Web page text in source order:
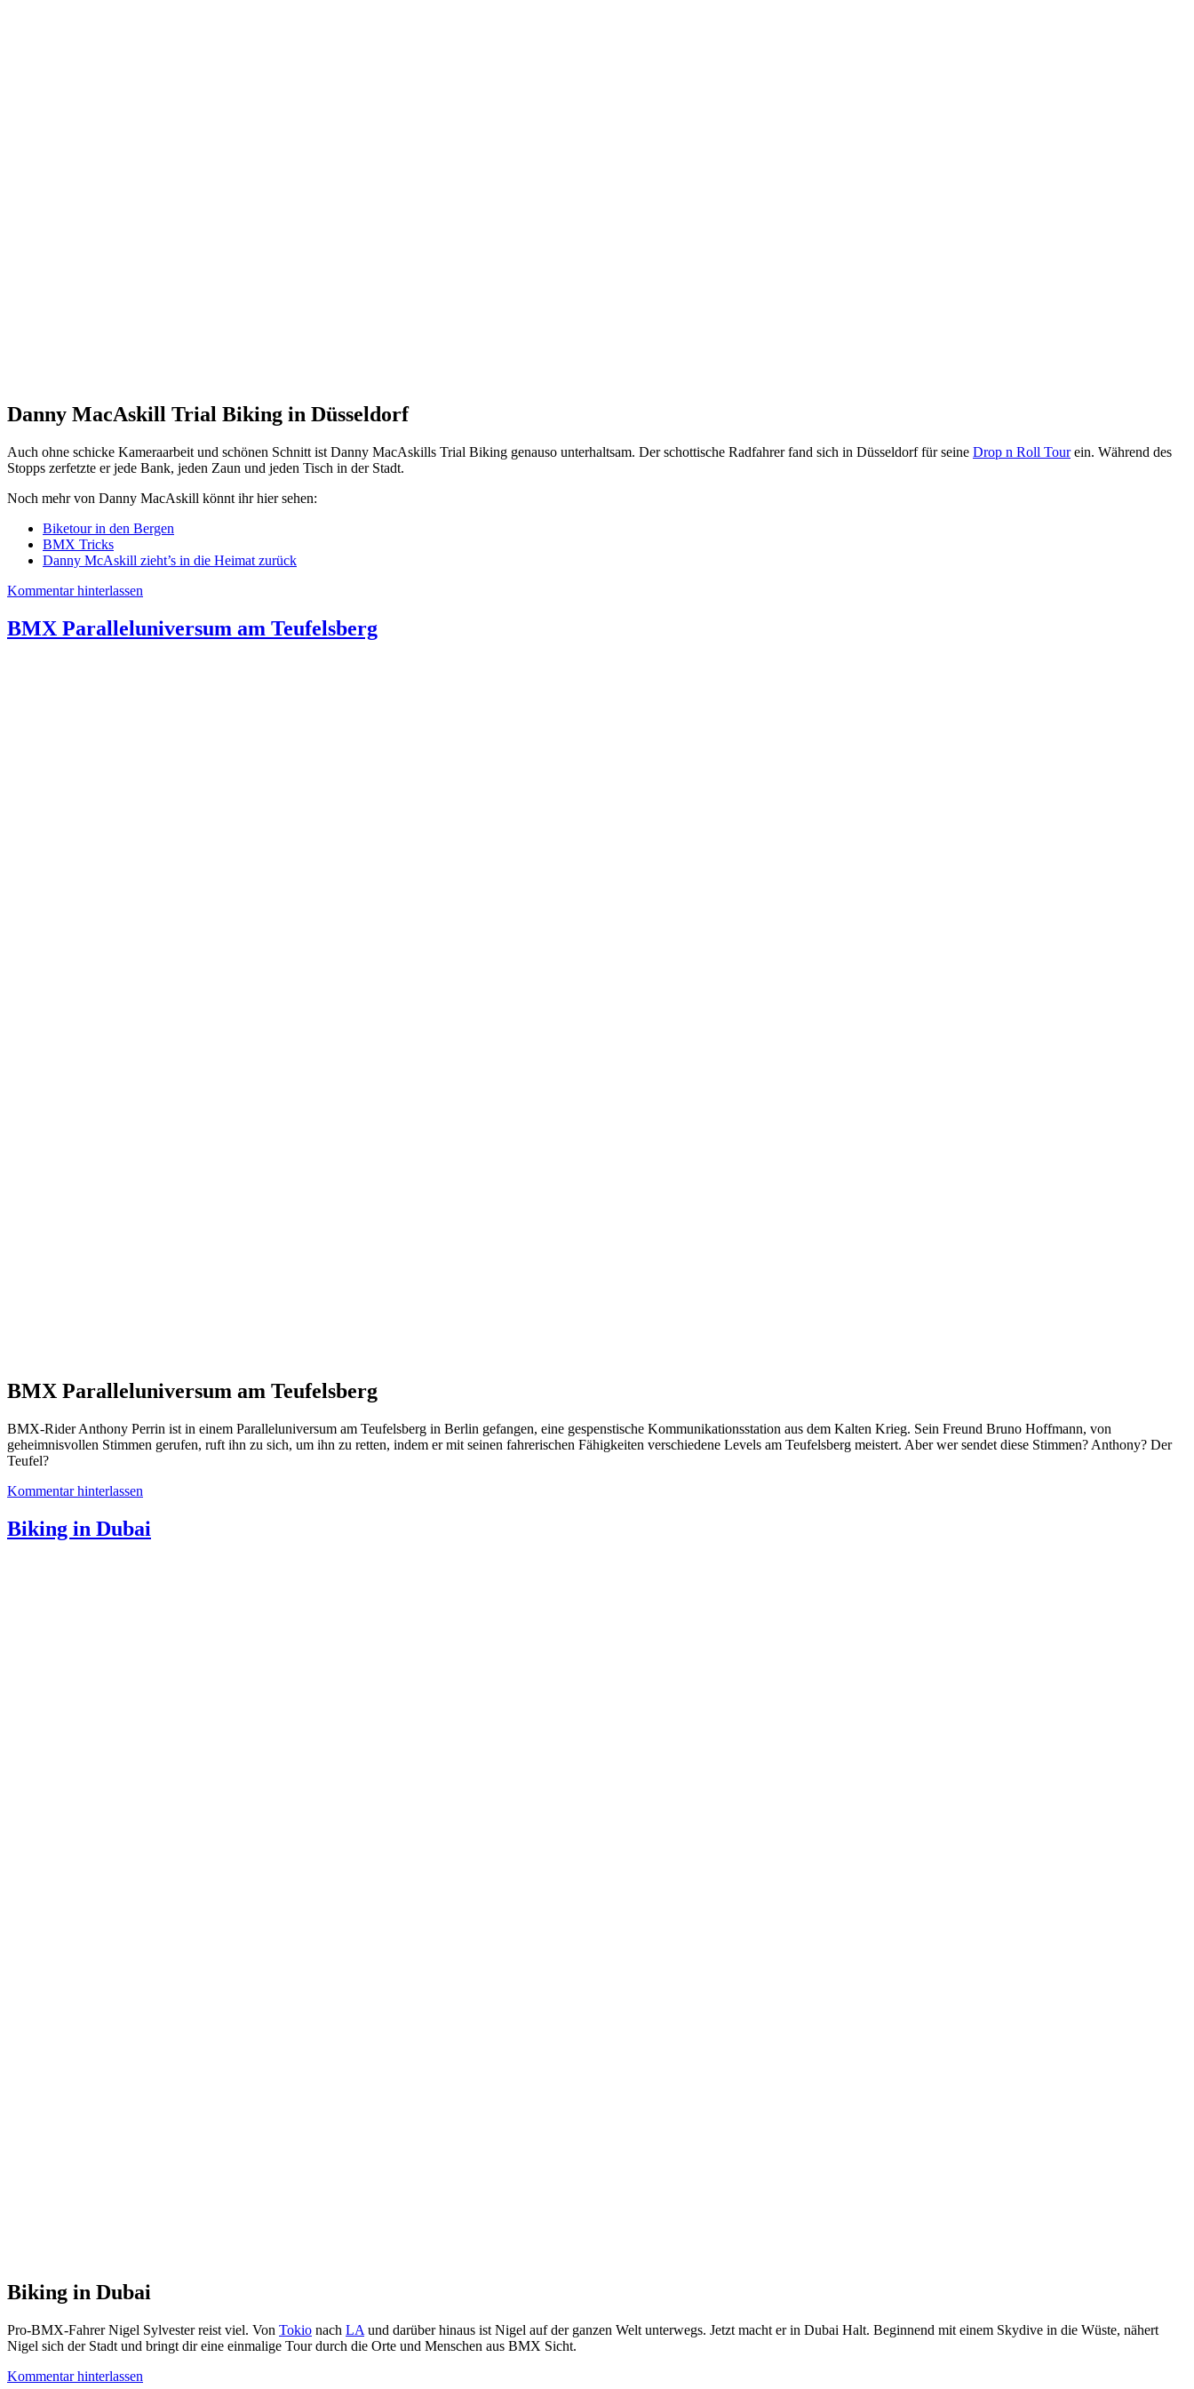
Danny MacAskill Trial Biking in Düsseldorf
Auch ohne schicke Kameraarbeit und schönen Schnitt ist Danny MacAskills Trial Biking genauso unterhaltsam. Der schottische Radfahrer fand sich in Düsseldorf für seine Drop n Roll Tourein. Während des
Stopps zerfetzte er jede Bank, jeden Zaun und jeden Tisch in der Stadt.
Noch mehr von Danny MacAskill könnt ihr hier sehen:
Biketour in den Bergen
BMX Tricks
Danny McAskill zieht’s in die Heimat zurück
Kommentar hinterlassen
BMX Paralleluniversum am Teufelsberg
BMX Paralleluniversum am Teufelsberg
BMX-Rider Anthony Perrin ist in einem Paralleluniversum am Teufelsberg in Berlin gefangen, eine gespenstische Kommunikationsstation aus dem Kalten Krieg. Sein Freund Bruno Hoffmann, von
geheimnisvollen Stimmen gerufen, ruft ihn zu sich, um ihn zu retten, indem er mit seinen fahrerischen Fähigkeiten verschiedene Levels am Teufelsberg meistert. Aber wer sendet diese Stimmen? Anthony? Der
Teufel?
Kommentar hinterlassen
Biking in Dubai
Biking in Dubai
Pro-BMX-Fahrer Nigel Sylvester reist viel. Von Tokio nach LA und darüber hinaus ist Nigel auf der ganzen Welt unterwegs. Jetzt macht er in Dubai Halt. Beginnend mit einem Skydive in die Wüste, nähert
Nigel sich der Stadt und bringt dir eine einmalige Tour durch die Orte und Menschen aus BMX Sicht.
Kommentar hinterlassen